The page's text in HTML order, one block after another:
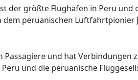
der größte Flughafen in Peru und
peruanischen Luftfahrtpionier
und hat Verbindungen
und die peruanische